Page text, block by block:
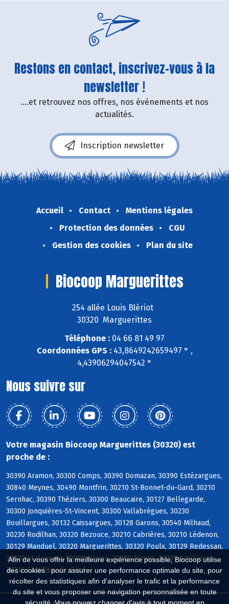
Afin de vous offrir la meilleure expérience possible, Biocoop utilise
des cookies : pour assurer une performance optimale du site, pour
récolter des statistiques afin d'analyser le trafic et la performance
du site et vous proposer une navigation personnalisée en toute
Restons en contact, inscrivez-vous à la
newsletter !
....et retrouvez nos offres, nos événements et nos
actualités.
Inscription newsletter
Accueil Contact
Mentions légales
Protection des données
CGU
Gestion des cookies
Plan du site
Biocoop Marguerittes
254 allée Louis Blériot
30320 Marguerittes
Téléphone : 04 66 81 49 97
Coordonnées GPS :43,8649242659497 ° ,
4,43906294047542 °
Nous suivre sur
Votre magasin Biocoop Marguerittes (30320) est
proche de :
30390 Aramon, 30300 Comps, 30390 Domazan, 30390 Estézargues,
30840 Meynes, 30490 Montfrin, 30210 St-Bonnet-du-Gard, 30210
Sernhac, 30390 Théziers, 30300 Beaucaire, 30127 Bellegarde,
30300 Jonquières-St-Vincent, 30300 Vallabrègues, 30230
Bouillargues, 30132 Caissargues, 30128 Garons, 30540 Milhaud,
30230 Rodilhan, 30320 Bezouce, 30210 Cabrières, 30210 Lédenon,
30129 Manduel, 30320 Marguerittes, 30320 Poulx, 30129 Redessan,
30320 St-Gervasy, 30000 Nîmes, 30900 Nîmes, 30210 Argilliers,
30210 Castillon-du-Gard